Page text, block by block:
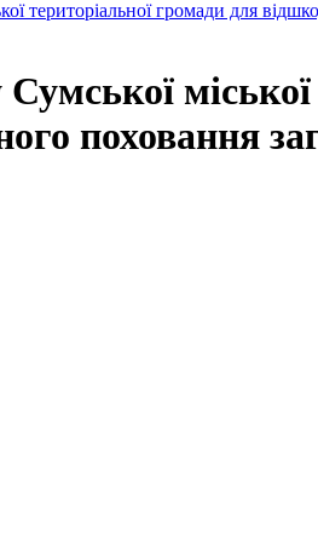
територіальної громади для
поховання